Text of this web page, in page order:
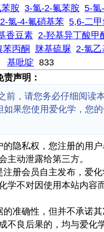
胺 3-氯-2-氟苯胺 5-氯
2-氯-4-氟硝基苯 5,6-二
香豆素 2-羟基异丁酸甲
苯丙酮 脒基硫脲 2-氯
基吡啶 833
声明：
前，请您务必仔细阅读
果您使用爱化学，您
隐私权，您注册的用
主动泄露给第三方。
册会员自主发布，爱
学不对因使用本站内容
准确性，但并不承诺
不良后果的，均与爱化